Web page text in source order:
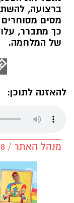
ברצועה,
מסים
כך מתברר,
של המלחמה.
להאזנה לתוכן:
מנהל האתר / 10:48 11.05.26